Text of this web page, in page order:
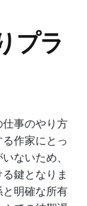
プラ
事のやり方
作家にとっ
ないため、
鍵となりま
明確な所有